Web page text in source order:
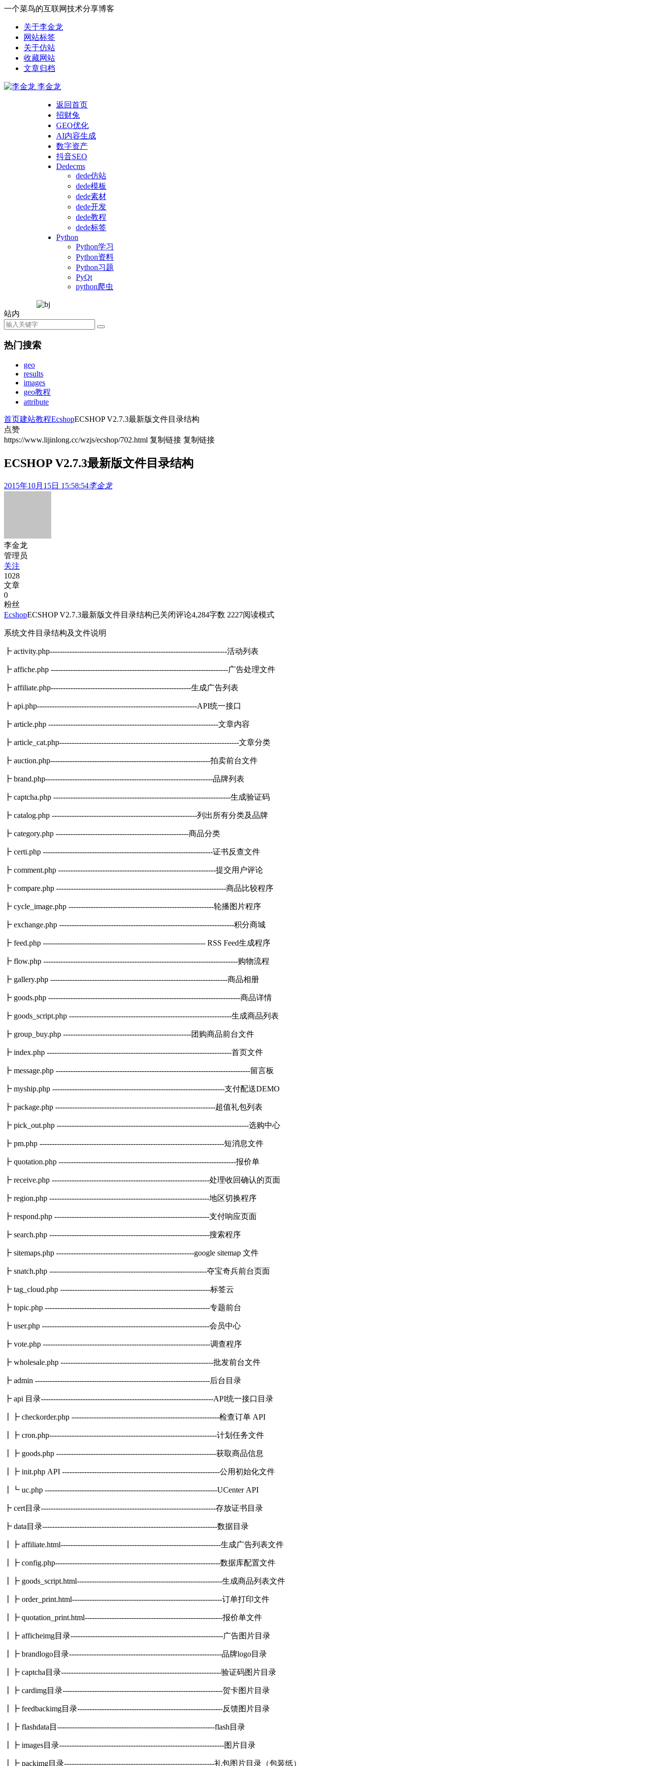
一个菜鸟的互联网技术分享博客
关于李金龙
网站标签
关于仿站
收藏网站
文章归档
李金龙
返回首页
招财兔
GEO优化
AI内容生成
数字资产
抖音SEO
Dedecms
dede仿站
dede模板
dede素材
dede开发
dede教程
dede标签
Python
Python学习
Python资料
Python习题
PyQt
python爬虫
站内
热门搜索
geo
results
images
geo教程
attribute
首页建站教程EcshopECSHOP V2.7.3最新版文件目录结构
点赞
https://www.lijinlong.cc/wzjs/ecshop/702.html 复制链接 复制链接
ECSHOP V2.7.3最新版文件目录结构
2015年10月15日 15:58:54李金龙
李金龙
管理员
关注
1028
文章
0
粉丝
EcshopECSHOP V2.7.3最新版文件目录结构已关闭评论4,284字数 2227阅读模式
系统文件目录结构及文件说明
┣ activity.php------------------------------------------------------------------------活动列表
┣ affiche.php ------------------------------------------------------------------------广告处理文件
┣ affiliate.php---------------------------------------------------------生成广告列表
┣ api.php-----------------------------------------------------------------API统一接口
┣ article.php ---------------------------------------------------------------------文章内容
┣ article_cat.php-------------------------------------------------------------------------文章分类
┣ auction.php-----------------------------------------------------------------拍卖前台文件
┣ brand.php--------------------------------------------------------------------品牌列表
┣ captcha.php ------------------------------------------------------------------------生成验证码
┣ catalog.php -----------------------------------------------------------列出所有分类及品牌
┣ category.php ------------------------------------------------------商品分类
┣ certi.php ---------------------------------------------------------------------证书反查文件
┣ comment.php ----------------------------------------------------------------提交用户评论
┣ compare.php ---------------------------------------------------------------------商品比较程序
┣ cycle_image.php -----------------------------------------------------------轮播图片程序
┣ exchange.php -----------------------------------------------------------------------积分商城
┣ feed.php ------------------------------------------------------------------ RSS Feed生成程序
┣ flow.php -------------------------------------------------------------------------------购物流程
┣ gallery.php ------------------------------------------------------------------------商品相册
┣ goods.php ------------------------------------------------------------------------------商品详情
┣ goods_script.php ------------------------------------------------------------------生成商品列表
┣ group_buy.php ----------------------------------------------------团购商品前台文件
┣ index.php ---------------------------------------------------------------------------首页文件
┣ message.php -------------------------------------------------------------------------------留言板
┣ myship.php ----------------------------------------------------------------------支付配送DEMO
┣ package.php -----------------------------------------------------------------超值礼包列表
┣ pick_out.php ------------------------------------------------------------------------------选购中心
┣ pm.php ---------------------------------------------------------------------------短消息文件
┣ quotation.php ------------------------------------------------------------------------报价单
┣ receive.php ----------------------------------------------------------------处理收回确认的页面
┣ region.php -----------------------------------------------------------------地区切换程序
┣ respond.php ---------------------------------------------------------------支付响应页面
┣ search.php -----------------------------------------------------------------搜索程序
┣ sitemaps.php --------------------------------------------------------google sitemap 文件
┣ snatch.php ----------------------------------------------------------------夺宝奇兵前台页面
┣ tag_cloud.php -------------------------------------------------------------标签云
┣ topic.php -------------------------------------------------------------------专题前台
┣ user.php --------------------------------------------------------------------会员中心
┣ vote.php --------------------------------------------------------------------调查程序
┣ wholesale.php --------------------------------------------------------------批发前台文件
┣ admin -----------------------------------------------------------------------后台目录
┣ api 目录----------------------------------------------------------------------API统一接口目录
┃┣ checkorder.php ------------------------------------------------------------检查订单 API
┃┣ cron.php--------------------------------------------------------------------计划任务文件
┃┣ goods.php -----------------------------------------------------------------获取商品信息
┃┣ init.php API ----------------------------------------------------------------公用初始化文件
┃┗ uc.php ----------------------------------------------------------------------UCenter API
┣ cert目录-----------------------------------------------------------------------存放证书目录
┣ data目录-----------------------------------------------------------------------数据目录
┃┣ affiliate.html-----------------------------------------------------------------生成广告列表文件
┃┣ config.php-------------------------------------------------------------------数据库配置文件
┃┣ goods_script.html-----------------------------------------------------------生成商品列表文件
┃┣ order_print.html-------------------------------------------------------------订单打印文件
┃┣ quotation_print.html--------------------------------------------------------报价单文件
┃┣ afficheimg目录--------------------------------------------------------------广告图片目录
┃┣ brandlogo目录--------------------------------------------------------------品牌logo目录
┃┣ captcha目录-----------------------------------------------------------------验证码图片目录
┃┣ cardimg目录-----------------------------------------------------------------贺卡图片目录
┃┣ feedbackimg目录-----------------------------------------------------------反馈图片目录
┃┣ flashdata目----------------------------------------------------------------flash目录
┃┣ images目录-------------------------------------------------------------------图片目录
┃┣ packimg目录-------------------------------------------------------------礼包图片目录（包装纸）